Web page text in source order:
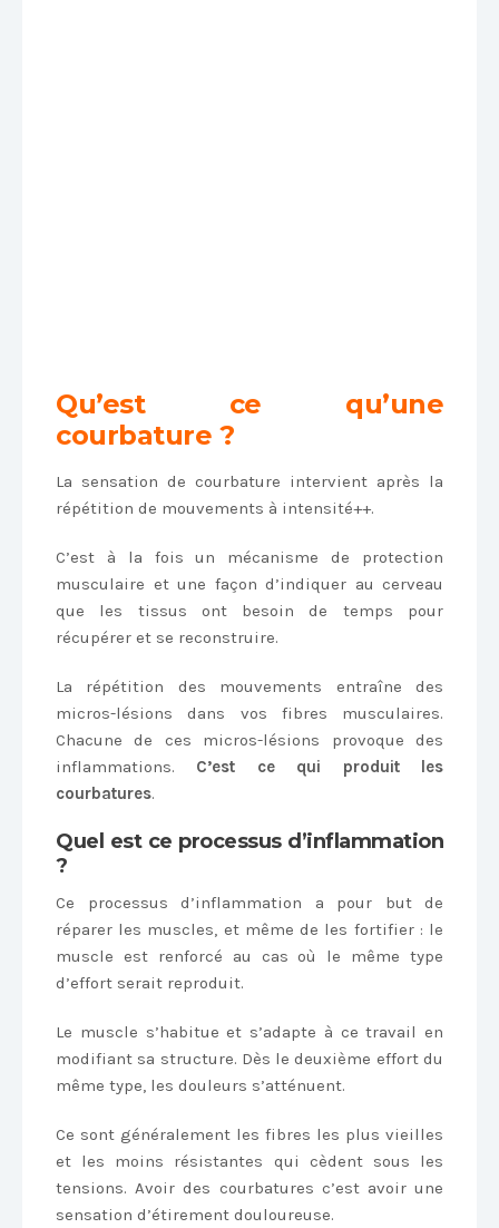
Qu’est ce qu’une
courbature ?
La sensation de courbature intervient après la
répétition de mouvements à intensité++.
C’est à la fois un mécanisme de protection
musculaire et une façon d’indiquer au cerveau
que les tissus ont besoin de temps pour
récupérer et se reconstruire.
La répétition des mouvements entraîne des
micros-lésions dans vos fibres musculaires.
Chacune de ces micros-lésions provoque des
inflammations. C’est ce qui produit les
courbatures.
Quel est ce processus d’inflammation
?
Ce processus d’inflammation a pour but de
réparer les muscles, et même de les fortifier : le
muscle est renforcé au cas où le même type
d’effort serait reproduit.
Le muscle s’habitue et s’adapte à ce travail en
modifiant sa structure. Dès le deuxième effort du
même type, les douleurs s’atténuent.
Ce sont généralement les fibres les plus vieilles
et les moins résistantes qui cèdent sous les
tensions. Avoir des courbatures c’est avoir une
sensation d’étirement douloureuse.